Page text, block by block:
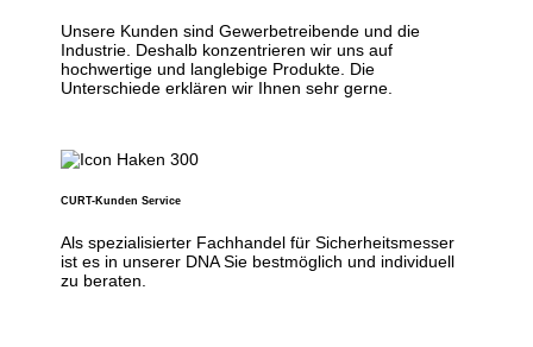
Unsere Kunden sind Gewerbetreibende und die
Industrie. Deshalb konzentrieren wir uns auf
hochwertige und langlebige Produkte. Die
Unterschiede erklären wir Ihnen sehr gerne.
CURT-Kunden Service
Als spezialisierter Fachhandel für Sicherheitsmesser
ist es in unserer DNA Sie bestmöglich und individuell
zu beraten.